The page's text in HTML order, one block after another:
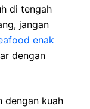
di tengah
jangan
enak
dengan
dengan kuah